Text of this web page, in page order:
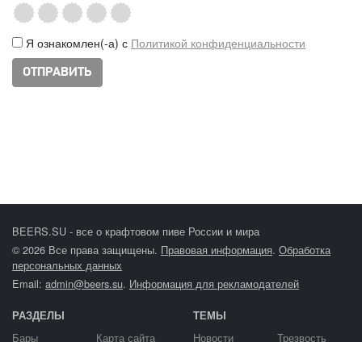
Я ознакомлен(-а) с Политикой конфиденциальности
BEERS.SU - все о крафтовом пиве России и мира
© 2026 Все права защищены. Правовая информация. Обработка
персональных данных
Email: admin@beers.su. Информация для рекламодателей
РАЗДЕЛЫ
Бары Карта сайта
ТЕМЫ
Новости Трезвость